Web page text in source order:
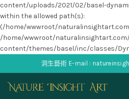
content/uploads/2021/02/basel-
within the allowed path(s):
(/home/wwwroot/
/home/wwwroot/
content/themes/basel/inc/classes/
洞生藝術 E-mail :